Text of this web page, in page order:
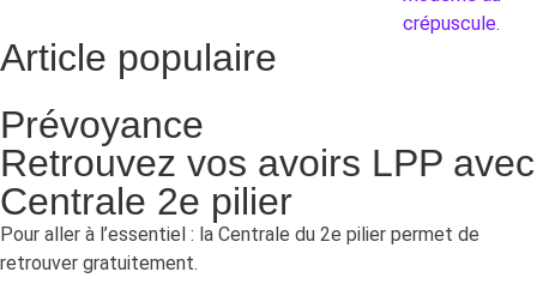
Article populaire
Prévoyance
Retrouvez vos avoirs LPP avec
Centrale 2e pilier
Pour aller à l’essentiel : la Centrale du 2e pilier permet de
retrouver gratuitement.